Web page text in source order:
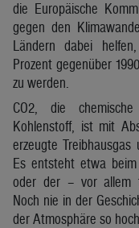
die Europäische
gegen den
Ländern dabei
Prozent gegenüber
zu werden.
CO2, die
Kohlenstoff, ist mit
erzeugte
Es entsteht etwa
oder der – vor allem
Noch nie in der
der Atmosphäre so hoch.